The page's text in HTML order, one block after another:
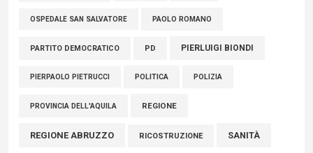
OSPEDALE SAN SALVATORE PAOLO ROMANO
PARTITO DEMOCRATICO PD PIERLUIGI BIONDI
PIERPAOLO PIETRUCCI POLITICA POLIZIA
PROVINCIA DELL'AQUILA REGIONE
REGIONE ABRUZZO RICOSTRUZIONE SANITÀ